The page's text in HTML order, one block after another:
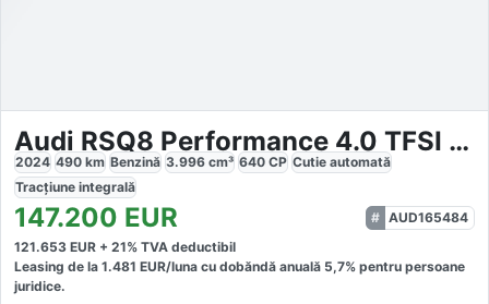
Audi RSQ8 Performance 4.0 TFSI Quattro
2024 490 km Benzină 3.996 cm³ 640 CP Cutie automată
Tracțiune integrală
147.200 EUR
AUD165484
121.653 EUR + 21% TVA deductibil
Leasing de la 1.481 EUR/luna cu dobăndă anuală 5,7% pentru persoane
juridice.